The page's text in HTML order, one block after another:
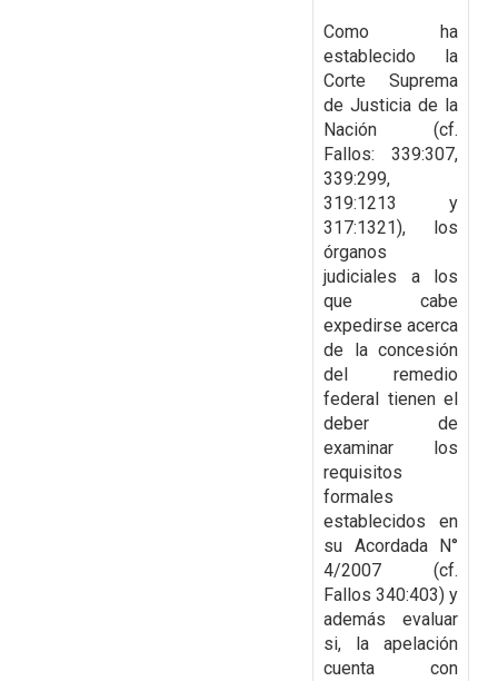
Como ha
establecido la
Corte Suprema
de Justicia de la
Nación (cf.
Fallos: 339:307,
339:299,
319:1213 y
317:1321), los
órganos
judiciales a los
que cabe
expedirse acerca
de la concesión
del remedio
federal tienen el
deber de
examinar los
requisitos
formales
establecidos en
su Acordada N°
4/2007 (cf.
Fallos 340:403) y
además evaluar
si, la apelación
cuenta con